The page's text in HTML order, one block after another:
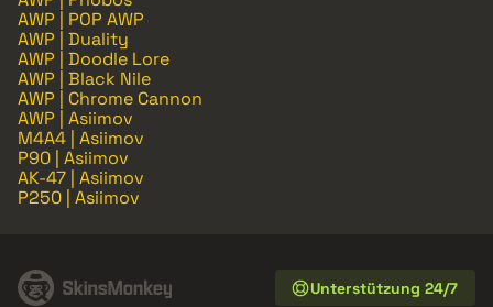
AWP | POP AWP
AWP | Duality
AWP | Doodle Lore
AWP | Black Nile
AWP | Chrome Cannon
AWP | Asiimov
M4A4 | Asiimov
P90 | Asiimov
AK-47 | Asiimov
P250 | Asiimov
Unterstützung 24/7